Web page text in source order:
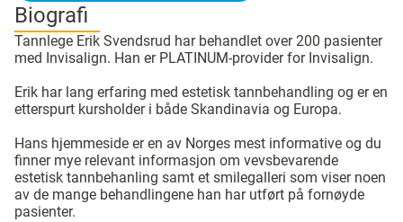
Biografi
Tannlege Erik Svendsrud har behandlet over 200 pasienter
med Invisalign. Han er PLATINUM-provider for Invisalign.
Erik har lang erfaring med estetisk tannbehandling og er en
etterspurt kursholder i både Skandinavia og Europa.
Hans hjemmeside er en av Norges mest informative og du
finner mye relevant informasjon om vevsbevarende
estetisk tannbehanling samt et smilegalleri som viser noen
av de mange behandlingene han har utført på fornøyde
pasienter.